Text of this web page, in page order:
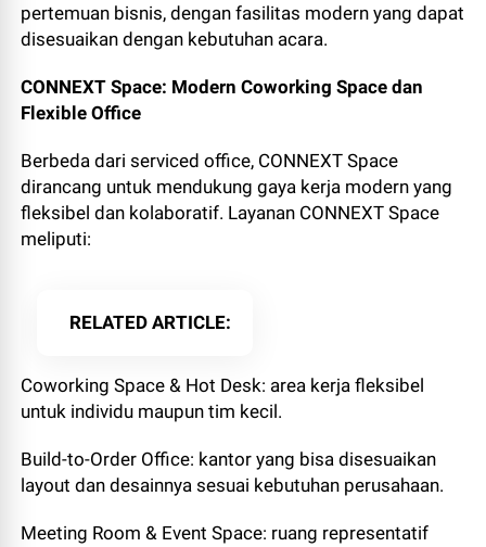
pertemuan bisnis, dengan fasilitas modern yang dapat
disesuaikan dengan kebutuhan acara.
CONNEXT Space: Modern Coworking Space dan
Flexible Office
Berbeda dari serviced office, CONNEXT Space
dirancang untuk mendukung gaya kerja modern yang
fleksibel dan kolaboratif. Layanan CONNEXT Space
meliputi:
RELATED ARTICLE
Coworking Space & Hot Desk: area kerja fleksibel
untuk individu maupun tim kecil.
Build-to-Order Office: kantor yang bisa disesuaikan
layout dan desainnya sesuai kebutuhan perusahaan.
Meeting Room & Event Space: ruang representatif